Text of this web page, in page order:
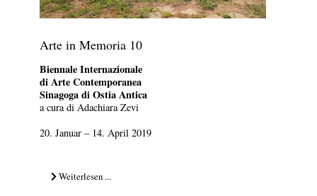
Arte in Memoria 10
Biennale Internazionale
di Arte Contemporanea
Sinagoga di Ostia Antica
a cura di Adachiara Zevi
20. Januar – 14. April 2019
Weiterlesen ...